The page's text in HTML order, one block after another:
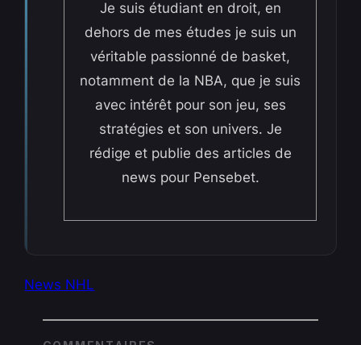
Je suis étudiant en droit, en
dehors de mes études je suis un
véritable passionné de basket,
notamment de la NBA, que je suis
avec intérêt pour son jeu, ses
stratégies et son univers. Je
rédige et publie des articles de
news pour Pensebet.
News NHL